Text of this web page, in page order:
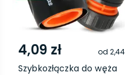
4,09 zł od
Szybkozłączka do węża